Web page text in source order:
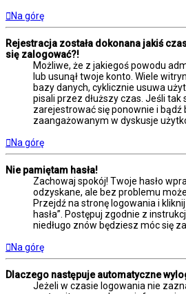
Na górę
Rejestracja została dokonana jakiś
się zalogować?!
Możliwe, że z jakiegoś powodu
lub usunął twoje konto. Wiele
bazy danych, cyklicznie usuwa
pisali przez dłuższy czas. Jeśli tak
zarejestrować się ponownie i bądź
zaangażowanym w dyskusje
Na górę
Nie pamiętam hasła!
Zachowaj spokój! Twoje hasło
odzyskane, ale bez problemu
Przejdź na stronę logowania i
hasła”. Postępuj zgodnie z
niedługo znów będziesz móc się
Na górę
Dlaczego następuje automatyczne
Jeżeli w czasie logowania nie